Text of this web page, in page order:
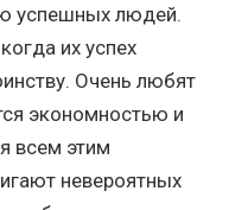
успешных людей.
их успех
Очень любят
экономностью и
всем этим
невероятных